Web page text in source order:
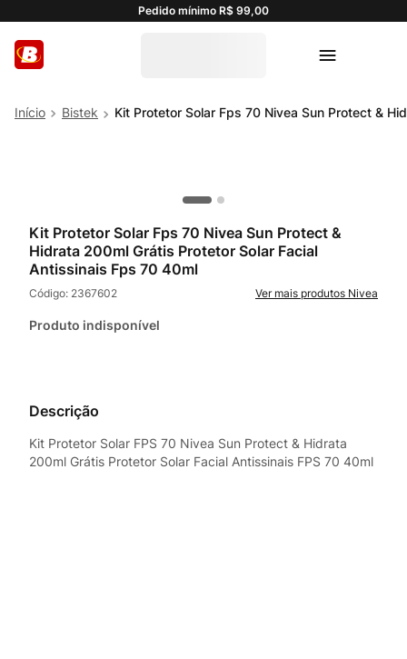
Pedido mínimo R$ 99,00
Bistek Kit Protetor Solar Fps 70 Nivea Sun Protect &
Kit Protetor Solar Fps 70 Nivea Sun Protect &
Hidrata 200ml Grátis Protetor Solar Facial
Antissinais Fps 70 40ml
Código: 2367602 Nivea
Produto indisponível
Descrição
Kit Protetor Solar FPS 70 Nivea Sun Protect & Hidrata
200ml Grátis Protetor Solar Facial Antissinais FPS 70 40ml